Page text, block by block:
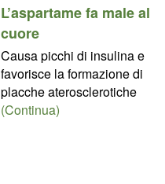
L’aspartame fa male al
cuore
Causa picchi di insulina e
favorisce la formazione di
placche aterosclerotiche
(Continua)